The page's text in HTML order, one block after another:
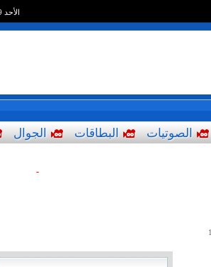
الأحد 9 أغسطس 2026
الصوتيات البطاقات الجوال
-